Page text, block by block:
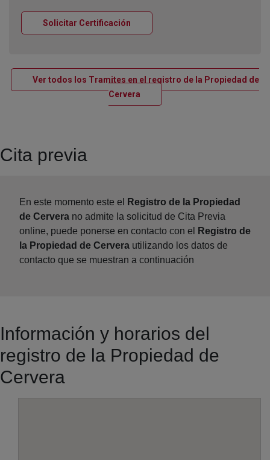
Solicitar Certificación
Ver todos los Tramites en el registro de la Propiedad de
CerveraVentana nueva
Cita previa
En este momento este el
Registro de la Propiedad
de Cervera no admite la solicitud de Cita Previa
online, puede ponerse en contacto con el
Registro de
la Propiedad de Cervera utilizando los datos de
contacto que se muestran a continuación
Información y horarios del
registro de la Propiedad de
Cervera